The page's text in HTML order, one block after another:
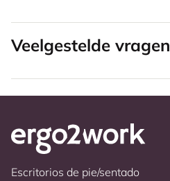
Veelgestelde vragen
Escritorios de pie/sentado